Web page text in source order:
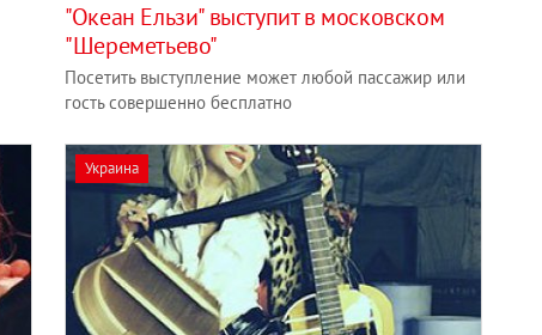
"Океан Ельзи" выступит в московском
"Шереметьево"
Посетить выступление может любой пассажир или
гость совершенно бесплатно
Украина